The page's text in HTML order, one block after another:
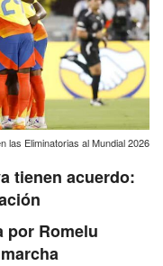
las Eliminatorias al Mundial 2026
tienen acuerdo:
por Romelu